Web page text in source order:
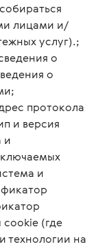
лицами и/
услуг).;
о
о
протокола
и версия
и
и
(где
на